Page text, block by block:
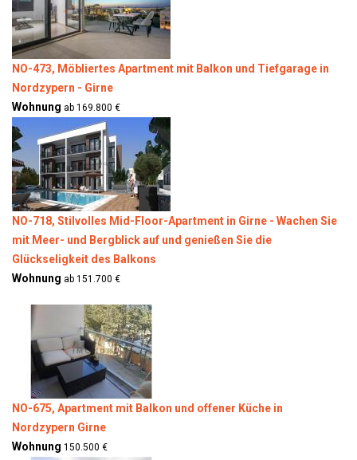
NO-473, Möbliertes Apartment mit Balkon und Tiefgarage in
Nordzypern - Girne
Wohnung ab 169.800 €
NO-718, Stilvolles Mid-Floor-Apartment in Girne - Wachen Sie
mit Meer- und Bergblick auf und genießen Sie die
Glückseligkeit des Balkons
Wohnung ab 151.700 €
NO-675, Apartment mit Balkon und offener Küche in
Nordzypern Girne
Wohnung 150.500 €